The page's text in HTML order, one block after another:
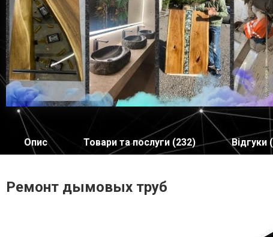
Опис Товари та послуги (232) Відгуки
Ремонт дымовых труб